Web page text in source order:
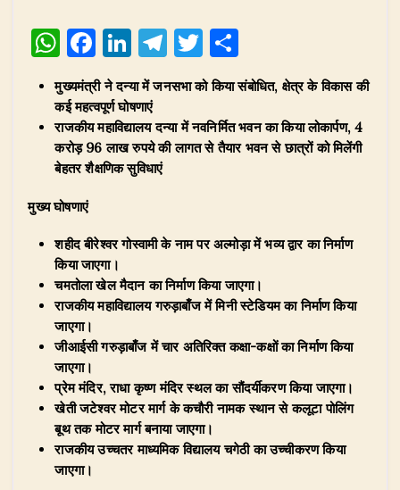
W
at
s
A
p
p
F
a
c
e
b
o
k
Li
n
k
e
dI
n
T
e
g
ra
T
w
it
te
r
h
ar
e
मुख्यमंत्री ने दन्या में जनसभा को किया संबोधित, क्षेत्र के विकास की
कई महत्वपूर्ण घोषणाएं
राजकीय महाविद्यालय दन्या में नवनिर्मित भवन का किया लोकार्पण, 4
करोड़ 96 लाख रुपये की लागत से तैयार भवन से छात्रों को मिलेंगी
बेहतर शैक्षणिक सुविधाएं
मुख्य घोषणाएं
शहीद बीरेश्वर गोस्वामी के नाम पर अल्मोड़ा में भव्य द्वार का निर्माण
किया जाएगा।
चमतोला खेल मैदान का निर्माण किया जाएगा।
राजकीय महाविद्यालय गरुड़ाबाँज में मिनी स्टेडियम का निर्माण किया
जाएगा।
जीआईसी गरुड़ाबाँज में चार अतिरिक्त कक्षा-कक्षों का निर्माण किया
जाएगा।
प्रेम मंदिर, राधा कृष्ण मंदिर स्थल का सौंदर्यीकरण किया जाएगा।
खेती जटेश्वर मोटर मार्ग के कचौरी नामक स्थान से कलूटा पोलिंग
बूथ तक मोटर मार्ग बनाया जाएगा।
राजकीय उच्चतर माध्यमिक विद्यालय चगेठी का उच्चीकरण किया
जाएगा।